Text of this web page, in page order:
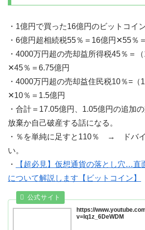
・1億円で買った16億円のビットコイ
・6億円超相続税55％＝16億円✕55％
・4000万円超の売却益所得税45％＝（
✕45％＝6.75億円
・4000万円超の売却益住民税10％=（
✕10％＝1.5億円
・合計＝17.05億円、1.05億円の追
放棄か自己破産する話になる。
・％を単純に足すと110％ → ドバ
い。
・
【超必見】仮想通貨の落とし穴…直
について解説します【ビットコイン】
https://
v=lq1z_6DeWDM